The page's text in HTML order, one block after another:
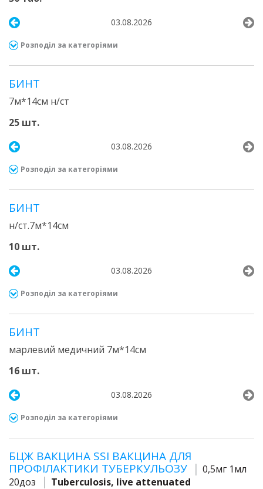
03.08.2026
Розподіл за категоріями
БИНТ
7м*14см н/ст
25 шт.
03.08.2026
Розподіл за категоріями
БИНТ
н/ст.7м*14см
10 шт.
03.08.2026
Розподіл за категоріями
БИНТ
марлевий медичний 7м*14см
16 шт.
03.08.2026
Розподіл за категоріями
БЦЖ ВАКЦИНА SSI ВАКЦИНА ДЛЯ
ПРОФІЛАКТИКИ ТУБЕРКУЛЬОЗУ
0,5мг 1мл
20доз
Tuberculosis, live attenuated